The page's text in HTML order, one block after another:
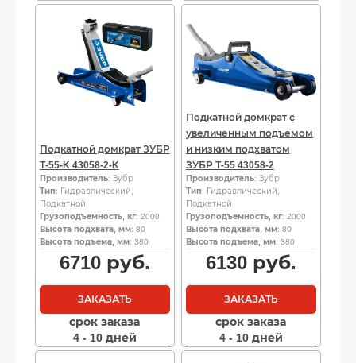
Подкатной домкрат ЗУБР
Т-55-K 43058-2-K
Производитель: Зубр
Тип: Гидравлический,
Подкатной
Грузоподъемность, кг: 2000
Высота подхвата, мм: 80
Высота подъема, мм: 380
6710руб.
ЗАКАЗАТЬ
срок заказа
4 - 10 дней
Подкатной домкрат с
увеличенным подъемом
и низким подхватом
ЗУБР Т-55 43058-2
Производитель: Зубр
Тип: Гидравлический,
Подкатной
Грузоподъемность, кг: 2000
Высота подхвата, мм: 80
Высота подъема, мм: 380
6130руб.
ЗАКАЗАТЬ
срок заказа
4 - 10 дней